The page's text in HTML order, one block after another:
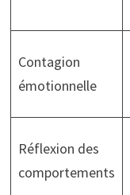
Contagion
émotionnelle
Réflexion des
comportements